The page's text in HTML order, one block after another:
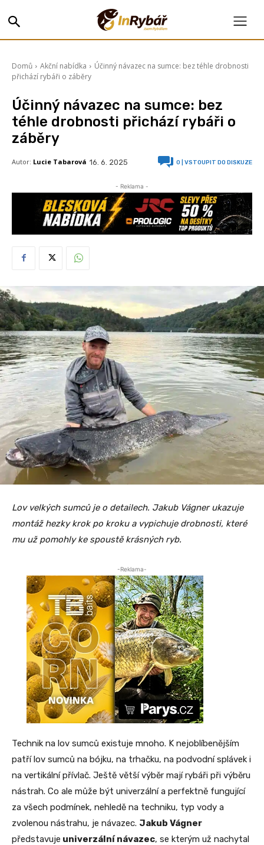
Domů Akční nabídka
Účinný návazec na sumce: bez téhle drobnosti
přichází rybáři o záběry
Účinný návazec na sumce: bez
téhle drobnosti přichází rybáři o
záběry
Autor: Lucie Tabarová 16. 6. 2025 0 | VSTOUPIT DO DISKUZE
- Reklama -
Lov velkých sumců je o detailech. Jakub Vágner ukazuje
montáž hezky krok po kroku a vypichuje drobnosti, které
mu už pomohly ke spoustě krásných ryb.
-Reklama-
Technik na lov sumců existuje mnoho. K nejoblíbenějším
patří lov sumců na bójku, na trhačku, na podvodní splávek i
na vertikální přívlač. Ještě větší výběr mají rybáři při výběru
nástrah. Co ale může být univerzální a perfektně fungující
za všech podmínek, nehledě na techniku, typ vody a
zvolenou nástrahu, je návazec. Jakub Vágner
představuje univerzální návazec, se kterým už nachytal